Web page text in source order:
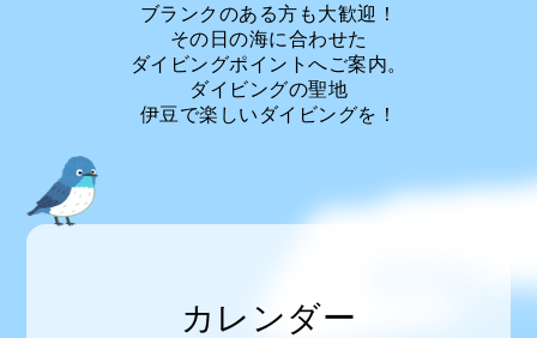
ブランクのある方も大歓迎！
その日の海に合わせた
ダイビングポイントへご案内。
ダイビングの聖地
伊豆で楽しいダイビングを！
カレンダー